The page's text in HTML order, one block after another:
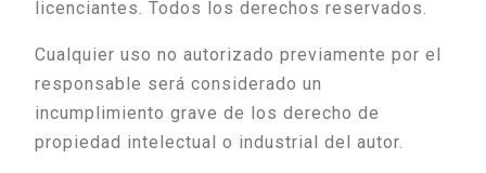
licenciantes. Todos los derechos reservados.
Cualquier uso no autorizado previamente por el
responsable será considerado un
incumplimiento grave de los derecho de
propiedad intelectual o industrial del autor.